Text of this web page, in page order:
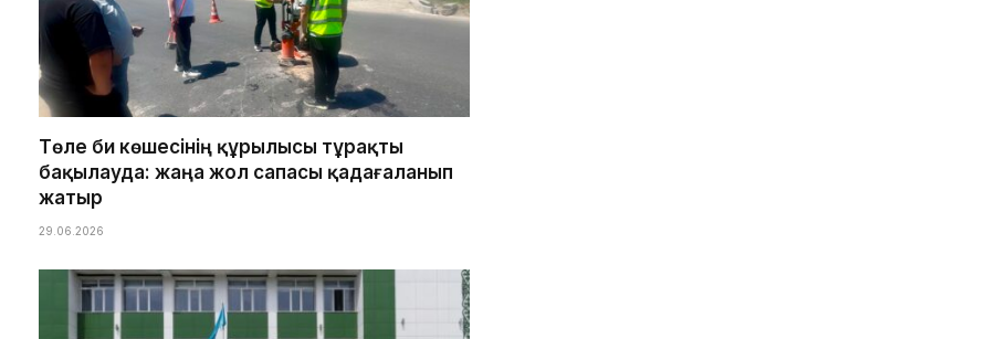
Төле би көшесінің құрылысы тұрақты
бақылауда: жаңа жол сапасы қадағаланып
жатыр
29.06.2026